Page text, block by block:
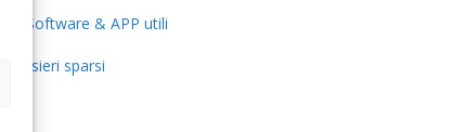
Software & APP utili
Pensieri sparsi